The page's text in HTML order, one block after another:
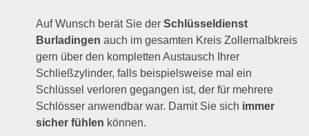
Auf Wunsch berät Sie derSchlüsseldienst
Burladingen auch im gesamten Kreis Zollernalbkreis
gern über den kompletten Austausch Ihrer
Schließzylinder, falls beispielsweise mal ein
Schlüssel verloren gegangen ist, der für mehrere
Schlösser anwendbar war. Damit Sie sich immer
sicher fühlen können.